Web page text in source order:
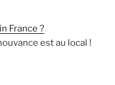
France ?
est au local !